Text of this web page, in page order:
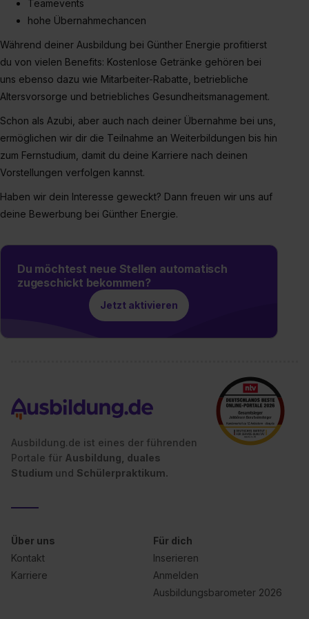
erforderliche personenbezogene Daten an Social Media
Eine Erlaubnis hierfür kannst du auch später noch im
Einzelfall bei dem jeweiligen Inhalt erteilen. Willst du nur
bestimmte Verwendungszwecke zulassen, triff deine
Auswahl über die Checkboxen und klick auf „Auswahl
der Kategorien „Präferenzen“, „Statistiken“ und „Social
Media und Marketing“ umfasst hierbei die Einwilligung
zur Übermittlung deiner Daten in die USA (Art. 49 Abs. 1
S. 1 lit. a) DS-GVO). Die USA verfügen über kein
angemessenes Datenschutzniveau (EuGH – Schrems
II). Du kannst die von dir erteilte Einwilligung jederzeit mit
Datenschutzerklärung unter dem Punkt „Datenschutz-
einzelnen Cookies findest du durch Klick auf „Details
zeigen“. Weitere Informationen:
Datenschutzerklärung
Teamevents
hohe Übernahmechancen
Während deiner Ausbildung bei Günther Energie profitierst
du von vielen Benefits: Kostenlose Getränke gehören bei
uns ebenso dazu wie Mitarbeiter-Rabatte, betriebliche
Altersvorsorge und betriebliches Gesundheitsmanagement.
Schon als Azubi, aber auch nach deiner Übernahme bei uns,
ermöglichen wir dir die Teilnahme an Weiterbildungen bis hin
zum Fernstudium, damit du deine Karriere nach deinen
Vorstellungen verfolgen kannst.
Haben wir dein Interesse geweckt? Dann freuen wir uns auf
deine Bewerbung bei Günther Energie.
Du möchtest neue Stellen automatisch
zugeschickt bekommen?
Jetzt aktivieren
Ausbildung.de ist eines der führenden
Portale für Ausbildung, duales
Studium und Schülerpraktikum.
Über uns
Kontakt
Karriere
Für dich
Inserieren
Anmelden
Ausbildungsbarometer 2026